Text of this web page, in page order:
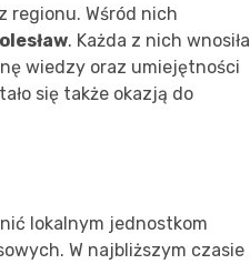
regionu. Wśród nich
. Każda z nich wnosiła
wiedzy oraz umiejętności
się także okazją do
lokalnym jednostkom
W najbliższym czasie